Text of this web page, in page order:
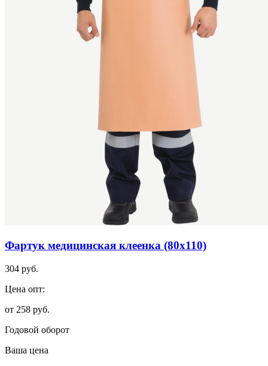
Фартук медицинская клеенка (80х110)
304 руб.
Цена опт:
от 258 руб.
Годовой оборот
Ваша цена